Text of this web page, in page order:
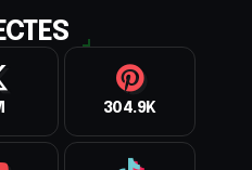
304.9K